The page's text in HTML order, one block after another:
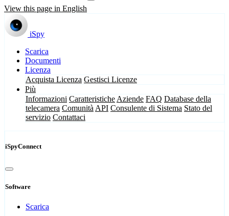
View this page in English
iSpy
Scarica
Documenti
Licenza
Acquista Licenza Gestisci Licenze
Più
Informazioni Caratteristiche Aziende FAQ Database della
telecamera Comunità API Consulente di Sistema Stato del
servizio Contattaci
iSpyConnect
Software
Scarica